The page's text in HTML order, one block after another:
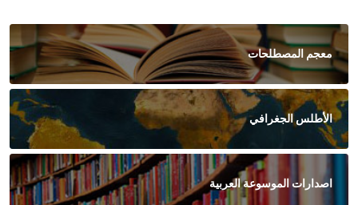
معجم المصطلحات
الأطلس الجغرافي
اصدارات الموسوعة العربية